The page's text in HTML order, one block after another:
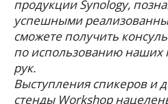
продукции Synology,
успешными
сможете получить
по использованию наших
рук.
Выступления спикеров и
стенды Workshop